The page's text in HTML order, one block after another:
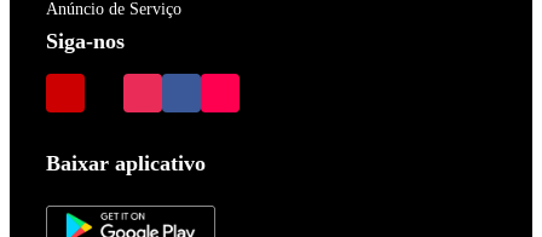
Anúncio de Serviço
Siga-nos
Baixar aplicativo